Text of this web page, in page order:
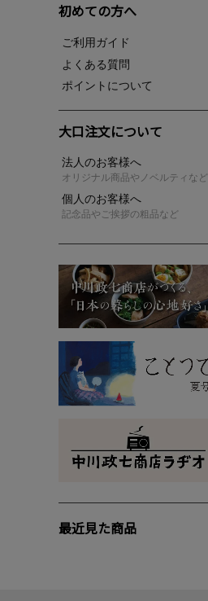
初めての方へ
ご利用ガイド
よくある質問
ポイントについて
大口注文について
法人のお客様へ
オリジナル商品やノベルティなど
個人のお客様へ
記念品やご挨拶の粗品など
最近見た商品